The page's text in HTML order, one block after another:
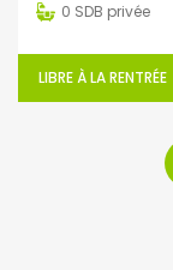
0 SDB privée
LIBRE À LA RENTRÉE